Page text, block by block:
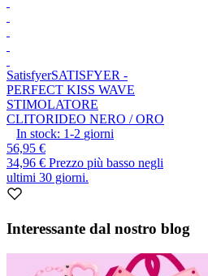
SatisfyerSATISFYER -
PERFECT KISS WAVE
STIMOLATORE
CLITORIDEO NERO / ORO
In stock: 1-2 giorni
56,95 €
34,96 € Prezzo più basso negli
ultimi 30 giorni.
Interessante dal nostro blog